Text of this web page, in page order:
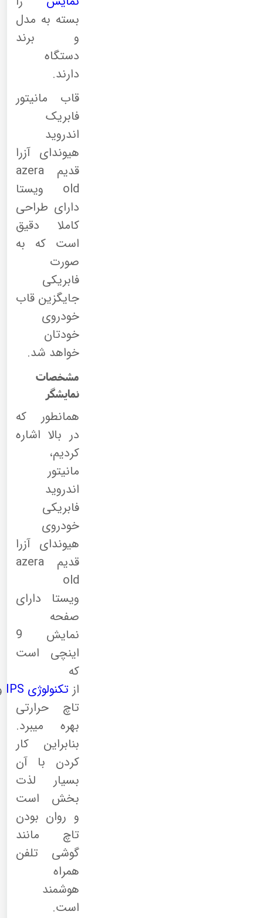
بسته به مدل
و برند
دستگاه
دارند.
قاب مانیتور
فابریک
اندروید
هیوندای آزرا
قدیم azera
old ویستا
دارای طراحی
کاملا دقیق
است که به
صورت
فابریکی
جایگزین قاب
خودروی
خودتان
خواهد شد.
مشخصات
نمایشگر
همانطور که
در بالا اشاره
کردیم،
مانیتور
اندروید
فابریکی
خودروی
هیوندای آزرا
قدیم azera
old
ویستا دارای
صفحه
نمایش 9
اینچی است
که
از تکنولوژی IPS
تاچ حرارتی
بهره میبرد.
بنابراین کار
کردن با آن
بسیار لذت
بخش است
و روان بودن
تاچ مانند
گوشی تلفن
همراه
هوشمند
است.